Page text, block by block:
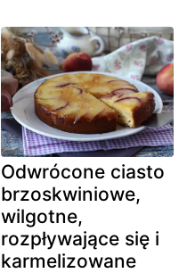
Odwrócone ciasto
brzoskwiniowe,
wilgotne,
rozpływające się i
karmelizowane